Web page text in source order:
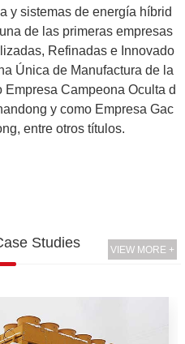
y sistemas de energía híbrid
de las primeras empresas
Refinadas e Innovado
Única de Manufactura de la
Campeona Oculta d
y como Empresa Gac
entre otros títulos.
Studies VIEW MORE +